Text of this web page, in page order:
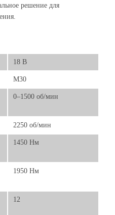
решение для
18 В
М30
0–1500 об/мин
2250 об/мин
1450 Нм
1950 Нм
12